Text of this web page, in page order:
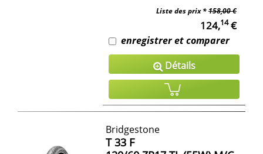
Liste des prix *158,00 €
124,14€
enregistrer et comparer
Détails
Bridgestone
T 33 F